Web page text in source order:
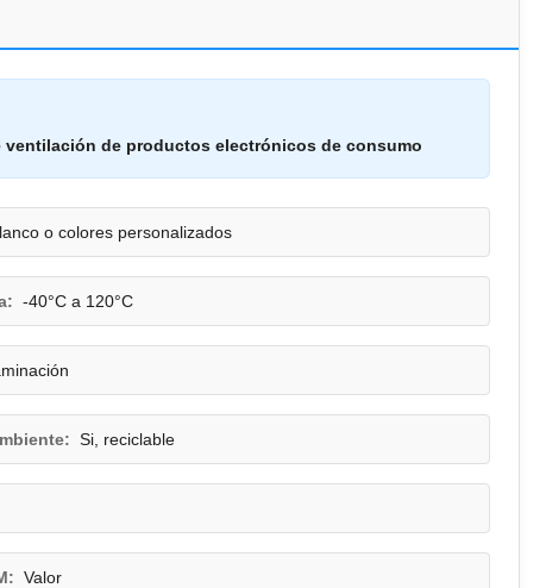
ventilación de productos electrónicos de consumo
o colores personalizados
-40°C a 120°C
Si, reciclable
Valor